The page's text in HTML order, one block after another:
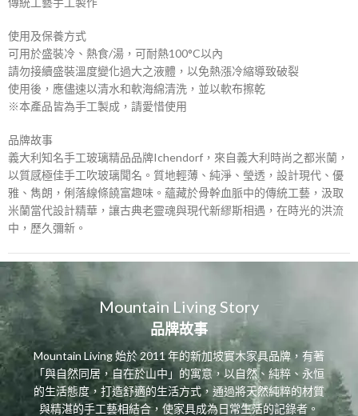
使用及保養方式
可用於盛裝冷、熱食/湯，可耐熱100°C以內
請勿接續盛裝溫度變化過大之液體，以免熱漲冷縮導致破裂
使用後，應儘速以清水和軟海綿清洗，並以軟布擦乾
※本產品皆為手工製成，請愛惜使用
品牌故事
義大利知名手工玻璃精品品牌Ichendorf，來自義大利時尚之都米蘭，
以質感極佳手工吹玻璃聞名。質地輕薄、純淨、瑩透，設計現代、優
雅、雋朗，俐落線條饒富趣味。蘊藏於骨幹血脈中的傳統工藝，汲取
米蘭當代設計精華，讓古典老靈魂與現代新繆斯相遇，在時光的洪流
中，歷久彌新。
Mountain Living Story
品牌故事
Mountain Living 始於 2011 年的新加坡實木家具品牌，有著
「與自然同居，自在於山中」的寓意，以自然、純粹、永恒
的生活態度，打造舒適的生活方式，通過將天然純粹的材質
與精湛的手工藝相結合，使家具成為日常生活的記錄者。